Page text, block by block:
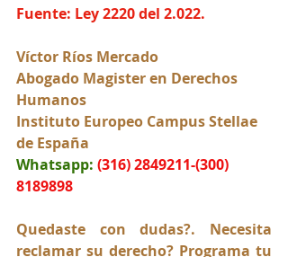
Fuente: Ley 2220 del 2.022.
Víctor Ríos Mercado
Abogado Magister en Derechos
Humanos
Instituto Europeo Campus Stellae
de España
Whatsapp: (316) 2849211-(300)
8189898
Quedaste con dudas?. Necesita
reclamar su derecho? Programa tu